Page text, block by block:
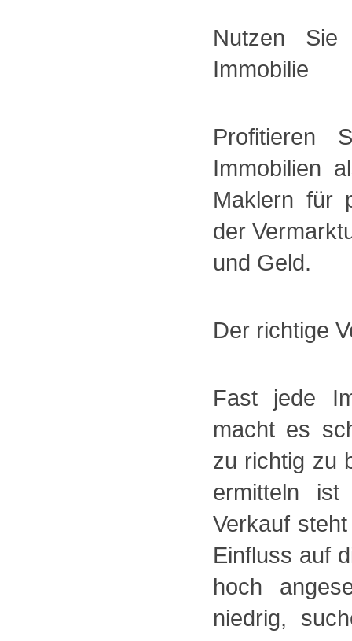
Nutzen
Immobilie
Profitieren
Immobilien
Maklern für
der
und Geld.
Der richtige
Fast jede
macht es
zu richtig zu
ermitteln ist
Verkauf
Einfluss auf
hoch
niedrig,